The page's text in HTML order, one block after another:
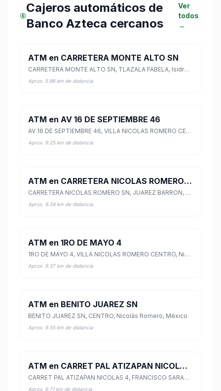
Cajeros automáticos de
Banco Azteca cercanos
Ver
todos
→
ATM en CARRETERA MONTE ALTO SN
CARRETERA MONTE ALTO SN, TLAZALA FABELA, Isidro Fabela, México
Aprox. 5.86 km de distancia
ATM en AV 16 DE SEPTIEMBRE 46
AV 16 DE SEPTIEMBRE 46, VILLA NICOLAS ROMERO CENTRO, Nicolás Romero, México
Aprox. 9.25 km de distancia
ATM en CARRETERA NICOLAS ROMERO SN
CARRETERA NICOLAS ROMERO SN, JUAREZ BARRON, Nicolás Romero, México
Aprox. 9.34 km de distancia
ATM en 1RO DE MAYO 4
1RO DE MAYO 4, VILLA NICOLAS ROMERO CENTRO, Nicolás Romero, México
Aprox. 9.37 km de distancia
ATM en BENITO JUAREZ SN
BENITO JUAREZ SN, CENTRO, Nicolás Romero, México
Aprox. 9.55 km de distancia
ATM en CARRET PAL ATIZAPAN NICOLAS 4
CARRET PAL ATIZAPAN NICOLAS 4, FRANCISCO SARABIA, Nicolás Romero, México
Aprox. 9.71 km de distancia